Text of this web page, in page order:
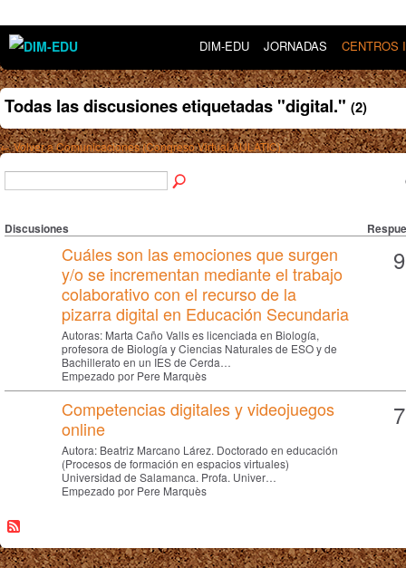
DIM-EDU JORNADAS CENTROS
Todas las discusiones etiquetadas "digital." (2)
← Volver a Comunicaciones (Congreso Virtual AULATIC)
Discusiones
Cuáles son las emociones que surgen
y/o se incrementan mediante el trabajo
colaborativo con el recurso de la
pizarra digital en Educación Secundaria
Autoras: Marta Caño Valls es licenciada en Biología,
profesora de Biología y Ciencias Naturales de ESO y de
Bachillerato en un IES de Cerda…
Empezado por Pere Marquès
9
Competencias digitales y videojuegos
online
Autora: Beatriz Marcano Lárez. Doctorado en educación
(Procesos de formación en espacios virtuales)
Universidad de Salamanca. Profa. Univer…
Empezado por Pere Marquès
7